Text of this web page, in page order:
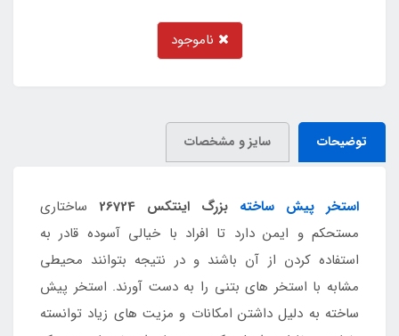
ناموجود
توضیحات سایز و مشخصات
استخر پیش ساخته بزرگ اینتکس 26724
ساختاری
مستحکم و ایمن دارد تا افراد با خیالی آسوده قادر به
استفاده کردن از آن باشند و در نتیجه بتوانند محیطی
مشابه با استخر های بتنی را به دست آورند. استخر پیش
ساخته به دلیل داشتن امکانات و مزیت های زیاد توانسته